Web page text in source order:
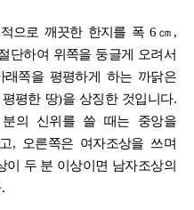
으로 깨끗한 한지를 폭 6㎝,
단하여 위쪽을 둥글게 오려서
쪽을 평평하게 하는 까닭은
평한 땅)을 상징한 것입니다.
의 신위를 쓸 때는 중앙을
, 오른쪽은 여자조상을 쓰며
두 분 이상이면 남자조상의